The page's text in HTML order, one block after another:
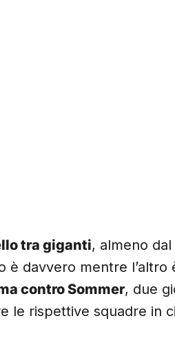
tra giganti, almeno
è davvero mentre
contro Sommer, due
le rispettive squadre in